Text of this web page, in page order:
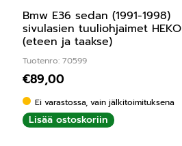
Bmw E36 sedan (1991-1998)
sivulasien tuuliohjaimet HEKO
(eteen ja taakse)
Tuotenro: 70599
€89,00
Ei varastossa, vain jälkitoimituksena
Lisää ostoskoriin